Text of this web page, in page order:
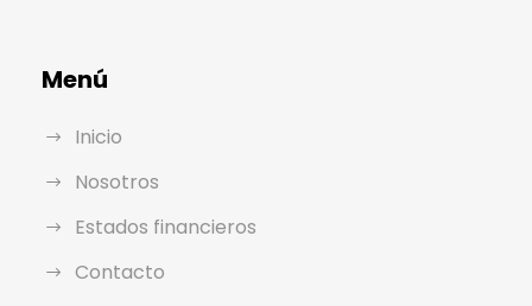
Menú
Inicio
Nosotros
Estados financieros
Contacto